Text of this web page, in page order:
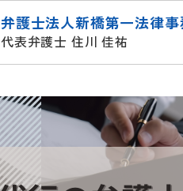
弁護士法人新橋第一法律
代表弁護士 住川 佳祐